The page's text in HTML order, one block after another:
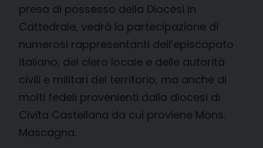
presa di possesso della Diocesi in
Cattedrale, vedrà la partecipazione di
numerosi rappresentanti dell’episcopato
italiano, del clero locale e delle autorità
civili e militari del territorio, ma anche di
molti fedeli provenienti dalla diocesi di
Civita Castellana da cui proviene Mons.
Mascagna.